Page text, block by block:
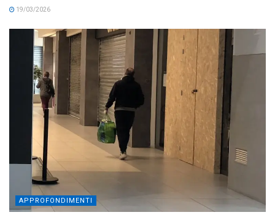
19/03/2026
APPROFONDIMENTI